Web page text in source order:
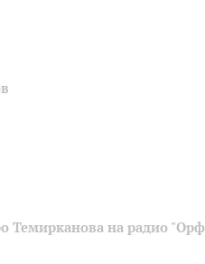
Темирканова на радио